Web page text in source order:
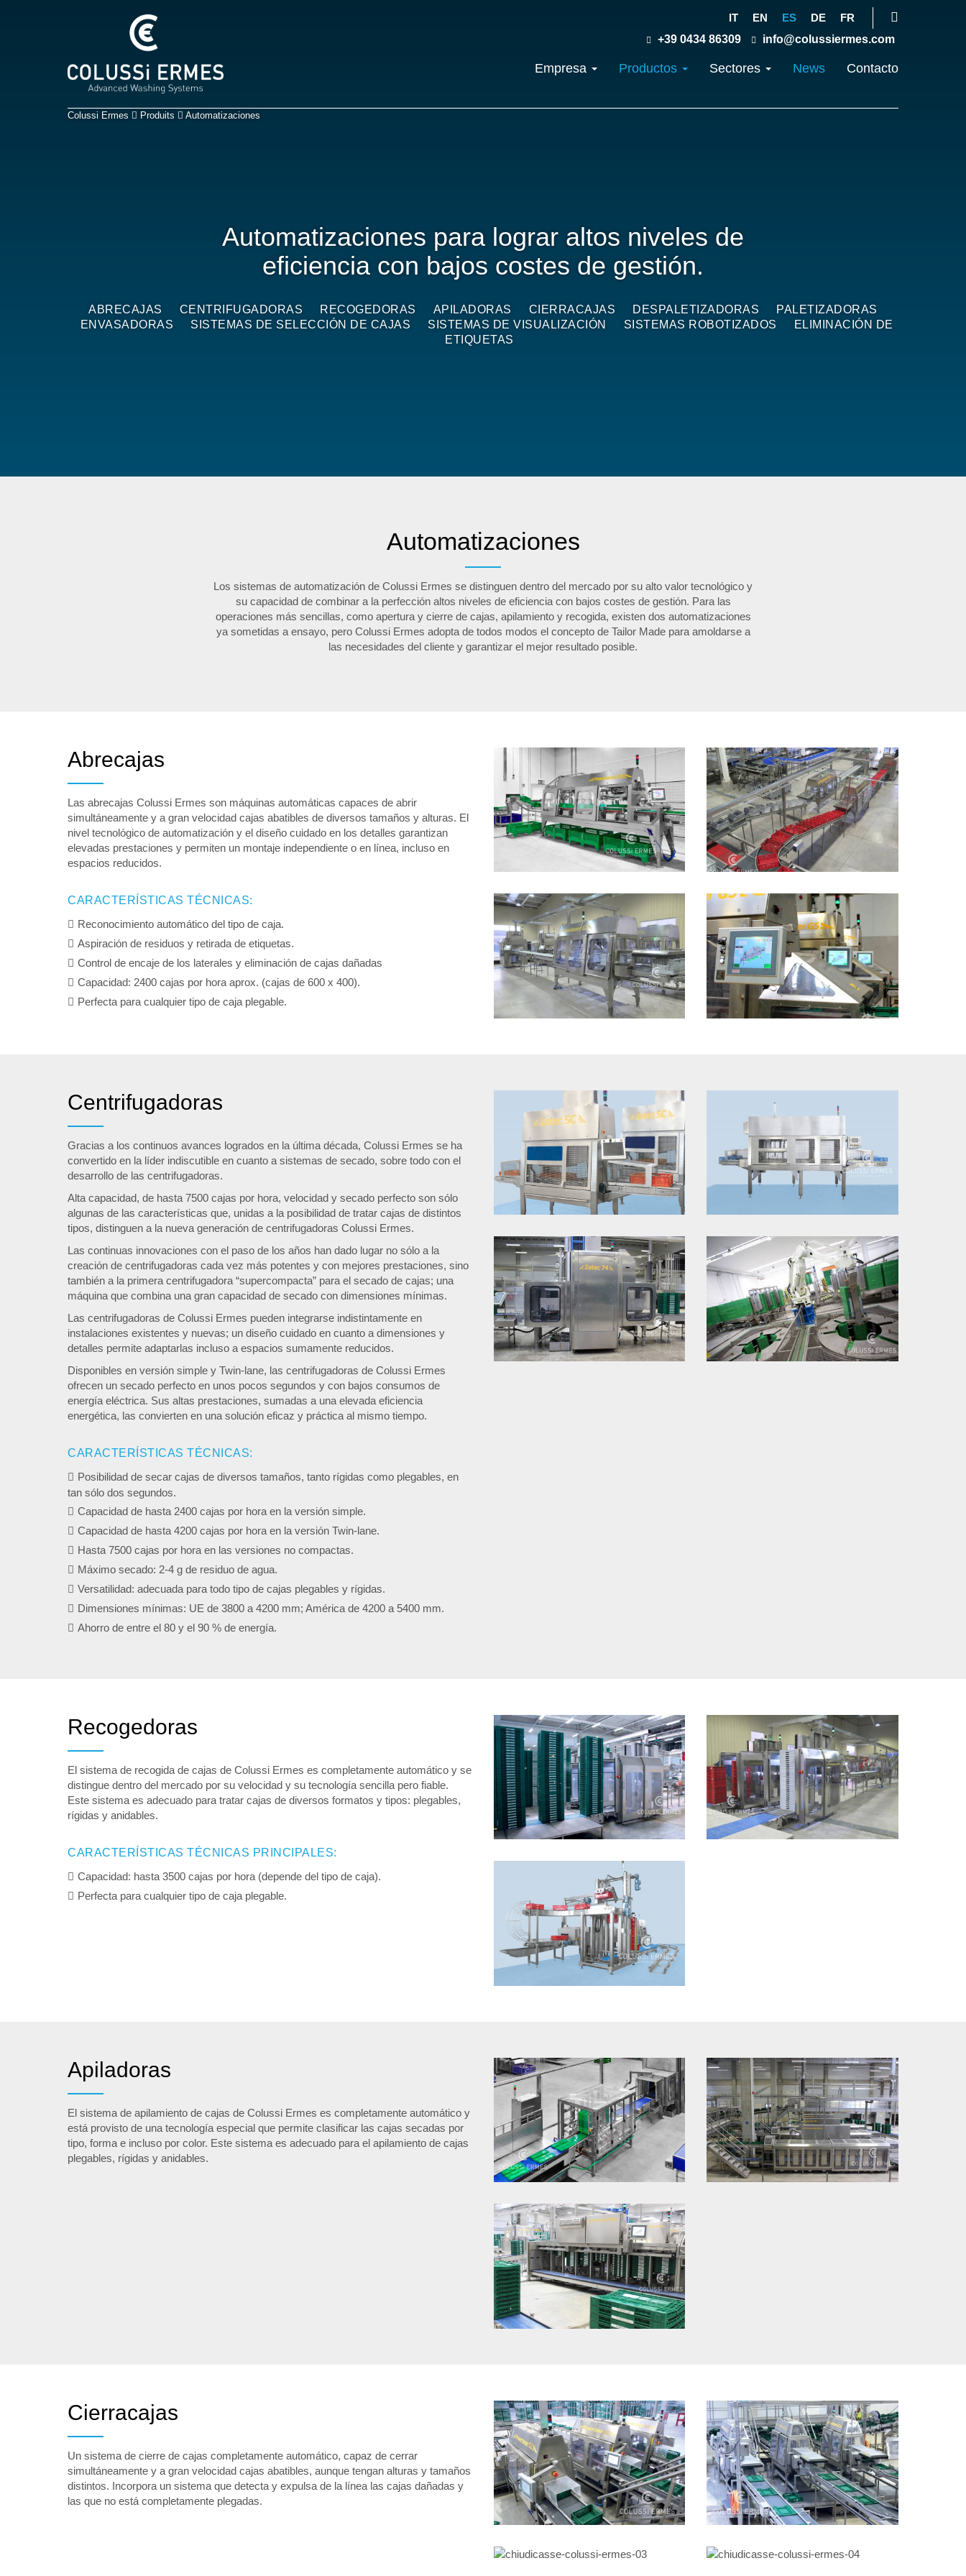
IT EN ES DE
FR
+39 0434 86309
info@colussiermes.com
Empresa Productos Sectores News Contacto
Colussi Ermes Produits Automatizaciones
Automatizaciones para lograr altos niveles de
eficiencia con bajos costes de gestión.
ABRECAJAS CENTRIFUGADORAS RECOGEDORAS APILADORAS CIERRACAJAS DESPALETIZADORAS
PALETIZADORAS
ENVASADORAS
SISTEMAS DE SELECCIÓN DE CAJAS SISTEMAS DE VISUALIZACIÓN SISTEMAS ROBOTIZADOS
ELIMINACIÓN DE
ETIQUETAS
Automatizaciones
Los sistemas de automatización de Colussi Ermes se distinguen dentro del mercado por su alto valor tecnológico y
su capacidad de combinar a la perfección altos niveles de eficiencia con bajos costes de gestión. Para las
operaciones más sencillas, como apertura y cierre de cajas, apilamiento y recogida, existen dos automatizaciones
ya sometidas a ensayo, pero Colussi Ermes adopta de todos modos el concepto de Tailor Made para amoldarse a
las necesidades del cliente y garantizar el mejor resultado posible.
Abrecajas
Las abrecajas Colussi Ermes son máquinas automáticas capaces de abrir
simultáneamente y a gran velocidad cajas abatibles de diversos tamaños y alturas. El
nivel tecnológico de automatización y el diseño cuidado en los detalles garantizan
elevadas prestaciones y permiten un montaje independiente o en línea, incluso en
espacios reducidos.
CARACTERÍSTICAS TÉCNICAS:
Reconocimiento automático del tipo de caja.
Aspiración de residuos y retirada de etiquetas.
Control de encaje de los laterales y eliminación de cajas dañadas
Capacidad: 2400 cajas por hora aprox. (cajas de 600 x 400).
Perfecta para cualquier tipo de caja plegable.
Centrifugadoras
Gracias a los continuos avances logrados en la última década, Colussi Ermes se ha
convertido en la líder indiscutible en cuanto a sistemas de secado, sobre todo con el
desarrollo de las centrifugadoras.
Alta capacidad, de hasta 7500 cajas por hora, velocidad y secado perfecto son sólo
algunas de las características que, unidas a la posibilidad de tratar cajas de distintos
tipos, distinguen a la nueva generación de centrifugadoras Colussi Ermes.
Las continuas innovaciones con el paso de los años han dado lugar no sólo a la
creación de centrifugadoras cada vez más potentes y con mejores prestaciones, sino
también a la primera centrifugadora “supercompacta” para el secado de cajas; una
máquina que combina una gran capacidad de secado con dimensiones mínimas.
Las centrifugadoras de Colussi Ermes pueden integrarse indistintamente en
instalaciones existentes y nuevas; un diseño cuidado en cuanto a dimensiones y
detalles permite adaptarlas incluso a espacios sumamente reducidos.
Disponibles en versión simple y Twin-lane, las centrifugadoras de Colussi Ermes
ofrecen un secado perfecto en unos pocos segundos y con bajos consumos de
energía eléctrica. Sus altas prestaciones, sumadas a una elevada eficiencia
energética, las convierten en una solución eficaz y práctica al mismo tiempo.
CARACTERÍSTICAS TÉCNICAS:
Posibilidad de secar cajas de diversos tamaños, tanto rígidas como plegables, en
tan sólo dos segundos.
Capacidad de hasta 2400 cajas por hora en la versión simple.
Capacidad de hasta 4200 cajas por hora en la versión Twin-lane.
Hasta 7500 cajas por hora en las versiones no compactas.
Máximo secado: 2-4 g de residuo de agua.
Versatilidad: adecuada para todo tipo de cajas plegables y rígidas.
Dimensiones mínimas: UE de 3800 a 4200 mm; América de 4200 a 5400 mm.
Ahorro de entre el 80 y el 90 % de energía.
Recogedoras
El sistema de recogida de cajas de Colussi Ermes es completamente automático y se
distingue dentro del mercado por su velocidad y su tecnología sencilla pero fiable.
Este sistema es adecuado para tratar cajas de diversos formatos y tipos: plegables,
rígidas y anidables.
CARACTERÍSTICAS TÉCNICAS PRINCIPALES:
Capacidad: hasta 3500 cajas por hora (depende del tipo de caja).
Perfecta para cualquier tipo de caja plegable.
Apiladoras
El sistema de apilamiento de cajas de Colussi Ermes es completamente automático y
está provisto de una tecnología especial que permite clasificar las cajas secadas por
tipo, forma e incluso por color. Este sistema es adecuado para el apilamiento de cajas
plegables, rígidas y anidables.
Cierracajas
Un sistema de cierre de cajas completamente automático, capaz de cerrar
simultáneamente y a gran velocidad cajas abatibles, aunque tengan alturas y tamaños
distintos. Incorpora un sistema que detecta y expulsa de la línea las cajas dañadas y
las que no está completamente plegadas.